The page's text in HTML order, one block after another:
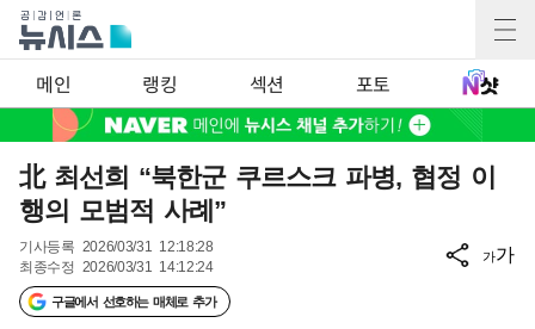
메인 랭킹 섹션 포토
北 최선희 “북한군 쿠르스크 파병, 협정 이
행의 모범적 사례”
기사등록 2026/03/31 12:18:28
최종수정 2026/03/31 14:12:24
구글에서 선호하는 매체로 추가
가가